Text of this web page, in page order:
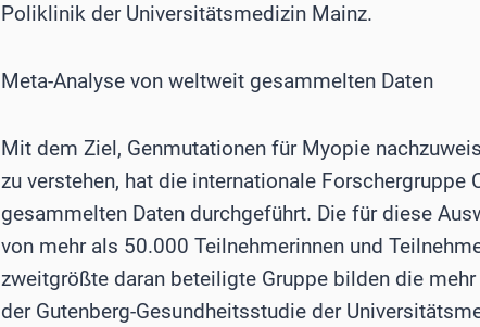
Poliklinik der Universitätsmedizin Mainz.
Meta-Analyse von weltweit gesammelten Daten
Mit dem Ziel, Genmutationen für Myopie
zu verstehen, hat die internationale Forschergruppe
gesammelten Daten durchgeführt. Die für diese
von mehr als 50.000 Teilnehmerinnen und
zweitgrößte daran beteiligte Gruppe bilden die
der Gutenberg-Gesundheitsstudie der